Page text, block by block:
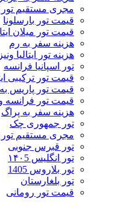
مجری مستقیم تور
قیمت تور بارسلونا
قیمت تور میلان
هزینه سفر به رم
هزینه تور ایتالیا ونیز
تور اسپانیا فرانسه
قیمت تور ترکیبی
قیمت تور پاریس
قیمت تور فرانسه و
هزینه سفر به پراگ
تور جمهوری چک
مجری مستقیم تور
تور قبرس جنوبی
تور انگلیس ۱۴۰5
تور بلاروس 1405
تور بلغارستان
قیمت تور رومانی